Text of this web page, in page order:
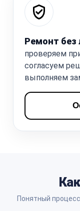
Ремонт без
проверяем
согласуем
выполняем
Понятный